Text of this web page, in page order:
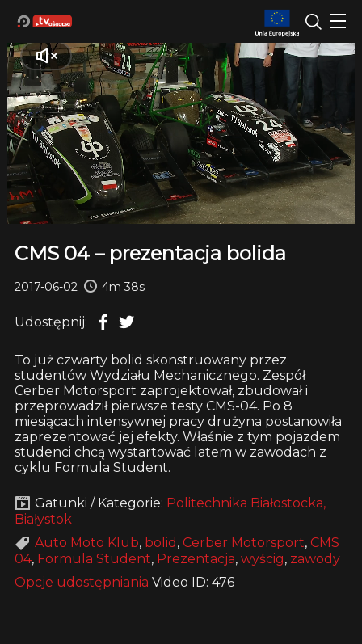
CMS 04 – prezentacja bolida
2017-06-02 4m 38s
Udostępnij:
To już czwarty bolid skonstruowany przez
studentów Wydziału Mechanicznego. Zespół
Cerber Motorsport zaprojektował, zbudował i
przeprowadził pierwsze testy CMS-04. Po 8
miesiącach intensywnej pracy drużyna postanowiła
zaprezentować jej efekty. Właśnie z tym pojazdem
studenci chcą wystartować latem w zawodach z
cyklu Formula Student.
Gatunki / Kategorie: Politechnika Białostocka,
Białystok
Auto Moto Klub, bolid , Cerber Motorsport, CMS
04, Formula Student, Prezentacja, wyścig, zawody
Opcje udostępniania Video ID: 476